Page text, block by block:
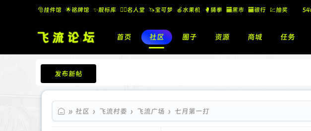
🎅挂件馆 🌟铭牌馆 ✨️靓标库 🧚‍♂️名人堂 🦄宝可梦 🍎水果机 🥊猜拳 🏧黑市 🏧银行 💹抽奖
🎁 飞
首页 社区 圈子 资源 商城 任务
发布新帖
飞流论坛
» 社区 › 飞流村委 › 飞流广场 › 七月第一打